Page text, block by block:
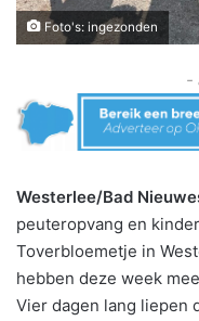
Foto's: ingezonden
-
Westerlee/Bad
peuteropvang en
Toverbloemetje in
hebben deze week
Vier dagen lang liepen